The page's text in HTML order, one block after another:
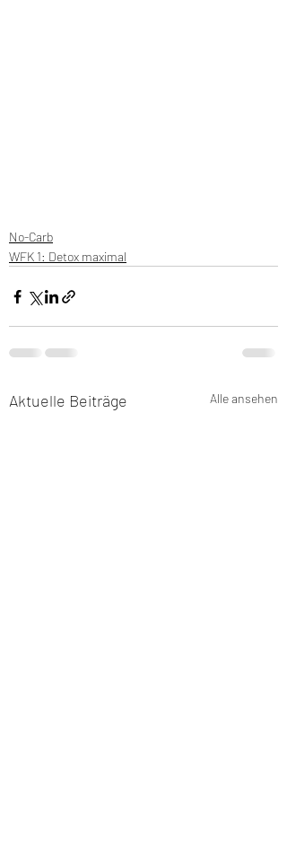
No-Carb
WFK 1: Detox maximal
Aktuelle Beiträge Alle ansehen